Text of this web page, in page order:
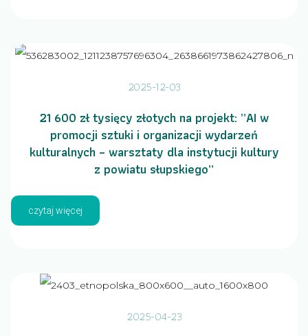
2025-12-03
21 600 zł tysięcy złotych na projekt: „AI w
promocji sztuki i organizacji wydarzeń
kulturalnych – warsztaty dla instytucji kultury
z powiatu słupskiego”
czytaj więcej
2025-04-23